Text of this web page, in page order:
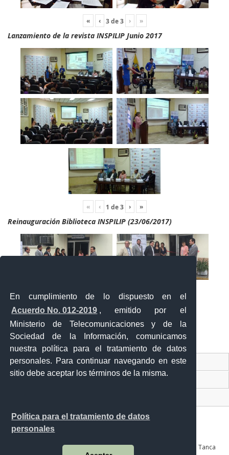
En cumplimiento de lo dispuesto en el
Acuerdo No. 012-2019 , emitido por el
Ministerio de Telecomunicaciones y de la
Sociedad de la Información, comunicamos
nuestra política para el tratamiento de datos
personales. Para continuar navegando en este
sitio debe aceptar los términos de la misma.
Política para el tratamiento de datos
personales
« ‹ 3de3 › »
Lanzamiento de la revista INSPILIP Junio 2017
« ‹ 1 de3 › »
Reinauguración Biblioteca INSPILIP (23/06/2017)
Contacto Ciudadano Digital
Av. Julián Coronel 905 entre Esmeraldas y José Mascote Av. Juan Tanca